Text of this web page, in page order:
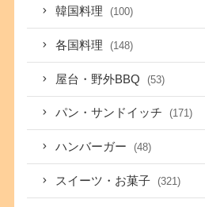
韓国料理 (100)
各国料理 (148)
屋台・野外BBQ (53)
パン・サンドイッチ (171)
ハンバーガー (48)
スイーツ・お菓子 (321)